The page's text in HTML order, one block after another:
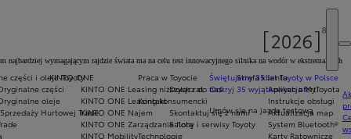
Świętujemy 35 lat Toyoty w Polsce
Odkryj 35 wyjątkowych ofert
Umów się na jazdę testową
Praca w Toyocie
Dołącz do nas
Kontakt
Skontaktuj się z nami
Salony i serwisy Toyoty
Technologie
KINTO ONE
KINTO ONE Leasing niższych rat
KINTO ONE Leasing konsumencki
KINTO ONE Najem
KINTO ONE Zarządzanie flotą
KINTO Mobility
części i oleje Toyoty
części
oleje
Hurtowej Trade
Strefa klienta
Aplikacja MyToyota
Instrukcje obsługi
Aktualizacja map
System Bluetooth®
Karty Ratownicze
wymagającym rajdzie świata ma na celu test innowacyjnego silnika na wodór w ekstremalnych